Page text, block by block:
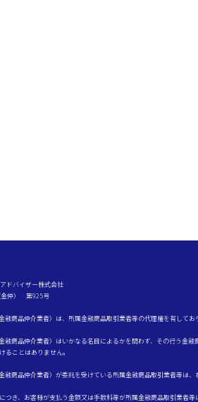
ドバイザー株式会社
仲） 第925号
融商品仲介業者）は、所属金融商品取引業者等の代理権を有してお
融商品仲介業者）はいかなる名目によるかを問わず、その行う金
ることはありません。
融商品仲介業者）が委託を受けている所属金融商品取引業者等は、
つき、お客様が支払う金額又は手数料等が所属金融商品取引業者等